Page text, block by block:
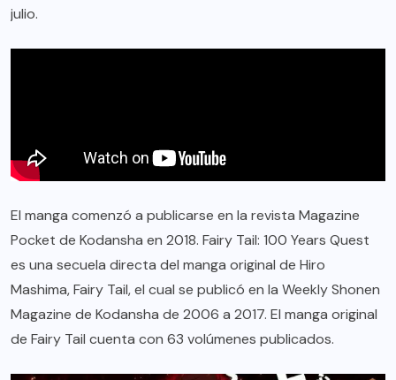
julio.
El manga comenzó a publicarse en la revista Magazine
Pocket de Kodansha en 2018. Fairy Tail: 100 Years Quest
es una secuela directa del manga original de Hiro
Mashima, Fairy Tail, el cual se publicó en la Weekly Shonen
Magazine de Kodansha de 2006 a 2017. El manga original
de Fairy Tail cuenta con 63 volúmenes publicados.